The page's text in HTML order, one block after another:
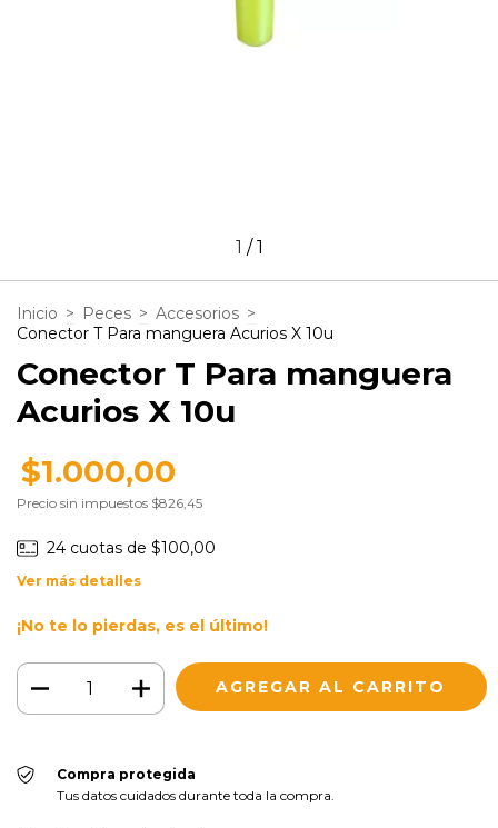
1 /1
Inicio > Peces > Accesorios >
Conector T Para manguera Acurios X 10u
Conector T Para manguera
Acurios X 10u
$1.000,00
Precio sin impuestos $826,45
24 cuotas de $100,00
Ver más detalles
¡No te lo pierdas, es el último!
Compra protegida
Tus datos cuidados durante toda la compra.